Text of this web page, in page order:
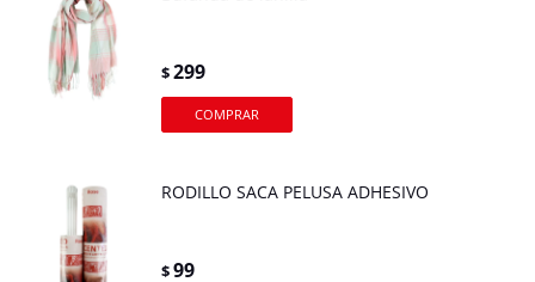
$299
RODILLO SACA PELUSA ADHESIVO
$99